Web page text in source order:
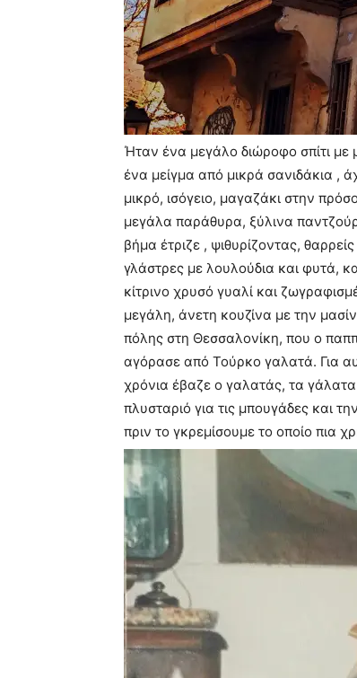
Ήταν ένα μεγάλο διώροφο σπίτι
ένα μείγμα από μικρά σανιδάκια ,
μικρό, ισόγειο, μαγαζάκι στην
μεγάλα παράθυρα, ξύλινα
βήμα έτριζε , ψιθυρίζοντας,
γλάστρες με λουλούδια και φυτά,
κίτρινο χρυσό γυαλί και
μεγάλη, άνετη κουζίνα με την
πόλης στη Θεσσαλονίκη, που ο
αγόρασε από Τούρκο γαλατά. Για
χρόνια έβαζε ο γαλατάς, τα γάλατα
πλυσταριό για τις μπουγάδες και
πριν το γκρεμίσουμε το οποίο πια